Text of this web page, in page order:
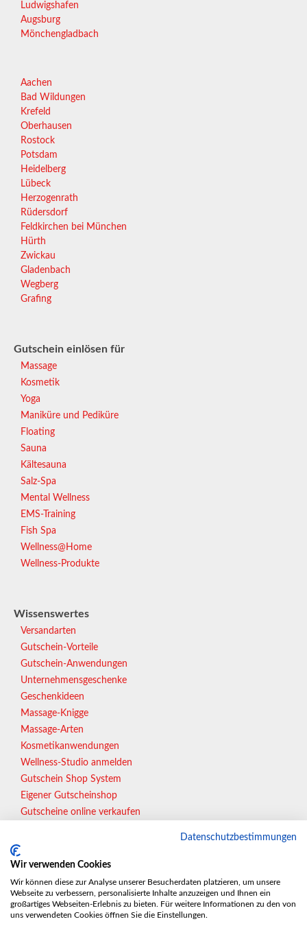
Ludwigshafen
Augsburg
Mönchengladbach
Aachen
Bad Wildungen
Krefeld
Oberhausen
Rostock
Potsdam
Heidelberg
Lübeck
Herzogenrath
Rüdersdorf
Feldkirchen bei München
Hürth
Zwickau
Gladenbach
Wegberg
Grafing
Gutschein einlösen für
Massage
Kosmetik
Yoga
Maniküre und Pediküre
Floating
Sauna
Kältesauna
Salz-Spa
Mental Wellness
EMS-Training
Fish Spa
Wellness@Home
Wellness-Produkte
Wissenswertes
Versandarten
Gutschein-Vorteile
Gutschein-Anwendungen
Unternehmensgeschenke
Geschenkideen
Massage-Knigge
Massage-Arten
Kosmetikanwendungen
Wellness-Studio anmelden
Gutschein Shop System
Eigener Gutscheinshop
Gutscheine online verkaufen
In Vorbereitung:
Essen | Gelsenkirchen | Wuppertal | Bonn | Münster |
Wiesbaden | Karlsruhe | ...
Datenschutzbestimmungen
Wir verwenden Cookies
Wir können diese zur Analyse unserer Besucherdaten platzieren, um unsere
Webseite zu verbessern, personalisierte Inhalte anzuzeigen und Ihnen ein
großartiges Webseiten-Erlebnis zu bieten. Für weitere Informationen zu den von
uns verwendeten Cookies öffnen Sie die Einstellungen.